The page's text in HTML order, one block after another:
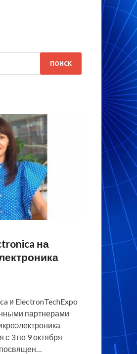
на
и ElectronTechExpo
партнерами
с 3 по 9 октября